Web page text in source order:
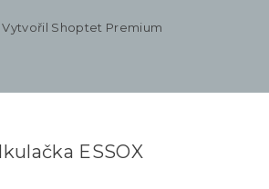
Vytvořil Shoptet Premium
ESSOX